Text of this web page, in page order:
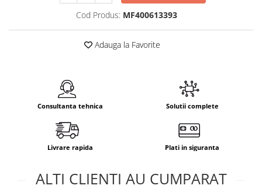
Cod Produs: MF400613393
Adauga la Favorite
Consultanta tehnica Solutii complete
Livrare rapida Plati in siguranta
ALTI CLIENTI AU CUMPARAT